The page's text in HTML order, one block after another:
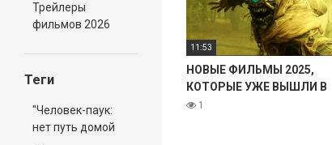
Трейлеры
фильмов 2026
Теги
"Человек-паук:
нет путь домой
11:53
НОВЫЕ ФИЛЬМЫ 2025,
КОТОРЫЕ УЖЕ ВЫШЛИ В
ХОРОШЕМ КАЧЕСТВЕ! ЧТО
1